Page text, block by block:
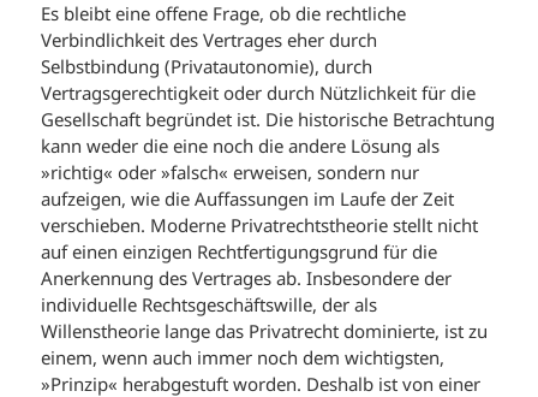
Es bleibt eine offene Frage, ob die rechtliche
Verbindlichkeit des Vertrages eher durch
Selbstbindung (Privatautonomie), durch
Vertragsgerechtigkeit oder durch Nützlichkeit für die
Gesellschaft begründet ist. Die historische Betrachtung
kann weder die eine noch die andere Lösung als
»richtig« oder »falsch« erweisen, sondern nur
aufzeigen, wie die Auffassungen im Laufe der Zeit
verschieben. Moderne Privatrechtstheorie stellt nicht
auf einen einzigen Rechtfertigungsgrund für die
Anerkennung des Vertrages ab. Insbesondere der
individuelle Rechtsgeschäftswille, der als
Willenstheorie lange das Privatrecht dominierte, ist zu
einem, wenn auch immer noch dem wichtigsten,
»Prinzip« herabgestuft worden. Deshalb ist von einer